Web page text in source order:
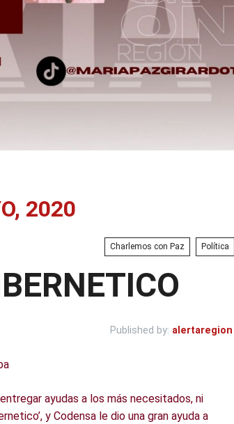
2020
Charlemos con Paz Política
Published by: alertaregion
ayudas a los más necesitados, ni
y Codensa le dio una gran ayuda a